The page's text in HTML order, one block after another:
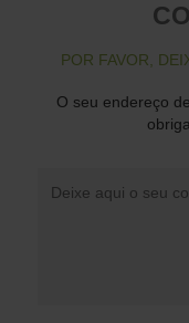
POR FAVOR,
O seu endereço